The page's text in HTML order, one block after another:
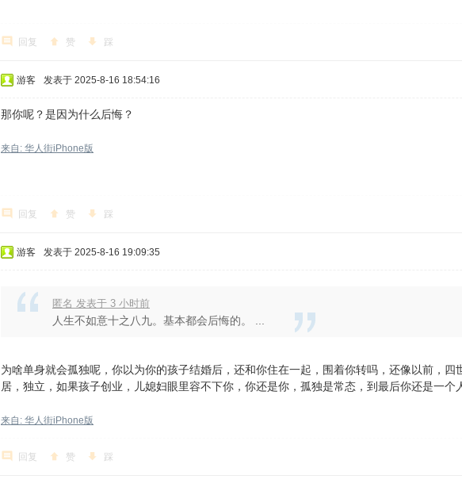
回复 赞 踩
游客 发表于 2025-8-16 18:54:16
那你呢？是因为什么后悔？
来自: 华人街iPhone版
回复 赞 踩
游客 发表于 2025-8-16 19:09:35
匿名 发表于 3 小时前
人生不如意十之八九。基本都会后悔的。 ...
为啥单身就会孤独呢，你以为你的孩子结婚后，还和你住在一起，围着你转吗，还像以前，
居，独立，如果孩子创业，儿媳妇眼里容不下你，你还是你，孤独是常态，到最后你还是一个
来自: 华人街iPhone版
回复 赞 踩